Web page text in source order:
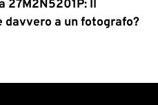
27M2N5201P: Il
a un fotografo?